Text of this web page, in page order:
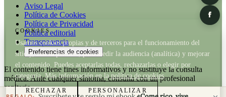
Aviso Legal
Política de Cookies
Política de Privacidad
Política editorial
Transparencia
Preferencias de cookies
El contenido tiene fines informativos y no sustituye la consulta
médica. Ante cualquier síntoma, consulta con un profesional
sanitario.
COOKIES
Usamos cookies propias y de terceros para el funcionamiento del
sitio y, con tu permiso, para medir la audiencia (analítica) y mejorar
el contenido. Puedes aceptarlas todas, rechazarlas o elegir por
categoría. Más información en lapolítica de cookies.
RECHAZAR
PERSONALIZAR